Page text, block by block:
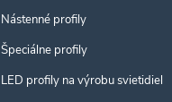
Nástenné profily
Špeciálne profily
LED profily na výrobu svietidiel